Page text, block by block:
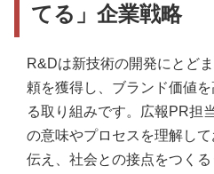
てる」企業戦略
R&Dは新技術の開発にとど
頼を獲得し、ブランド価値
る取り組みです。広報PR担
の意味やプロセスを理解し
伝え、社会との接点をつく